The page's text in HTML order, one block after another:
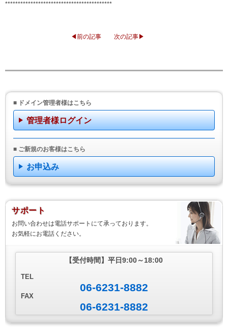
******************************************
◀前の記事 次の記事▶
■ ドメイン管理者様はこちら
管理者様ログイン
■ ご新規のお客様はこちら
お申込み
サポート
お問い合わせは電話サポートにて承っております。
お気軽にお電話ください。
【受付時間】 平日9:00～18:00
TEL
06-6231-8882
FAX
06-6231-8882